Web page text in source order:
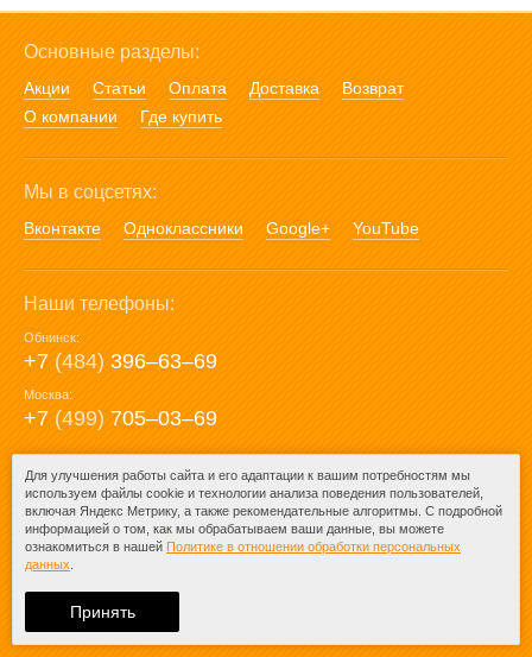
Основные разделы:
Акции Статьи Оплата Доставка
Возврат
О компании
Где купить
Мы в соцсетях:
Вконтакте Одноклассники Google+ YouTube
Наши телефоны:
Обнинск:
+7 (484) 396‒63‒69
Москва:
+7 (499) 705‒03‒69
E-mail:
mail@posuda40.ru
При любом копировании информации
ссылка на
Для улучшения работы сайта и его адаптации к вашим потребностям мы
используем файлы cookie и технологии анализа поведения пользователей,
включая Яндекс Метрику, а также рекомендательные алгоритмы. С подробной
информацией о том, как мы обрабатываем ваши данные, вы можете
ознакомиться в нашей Политике в отношении обработки персональных
данных
Принять